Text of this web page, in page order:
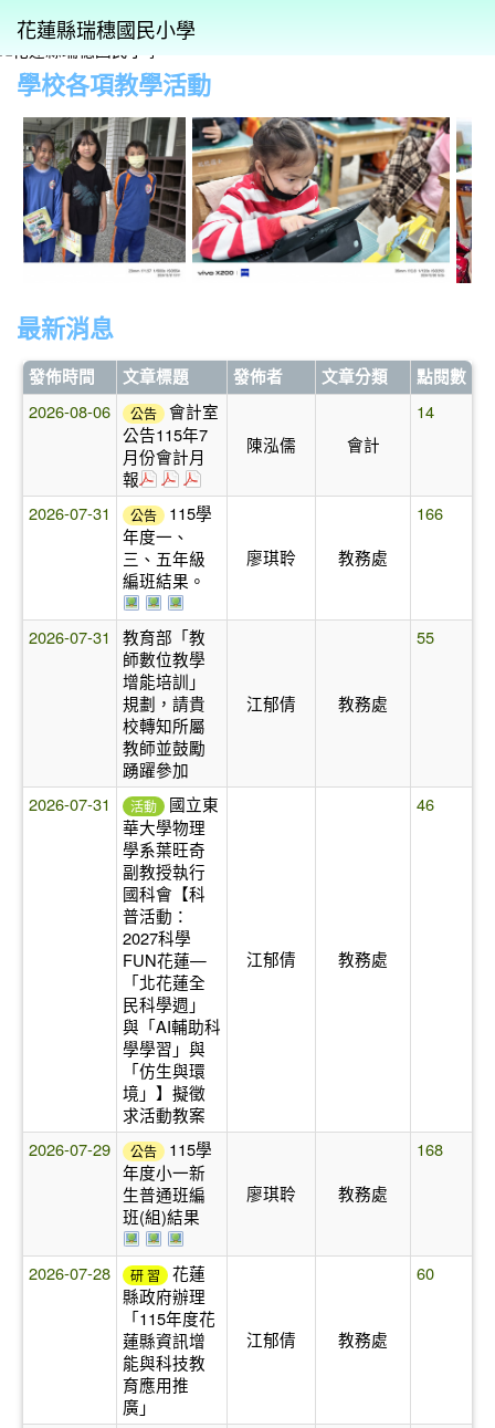
花蓮縣瑞穗國民小學
學校各項教學活動
photo-420
最新消息
發佈時間 文章標題 發佈者 文章分類 點閱數
2026-08-06 公告
會計室
公告115年7
月份會計月
報
於彈跳視窗觀看：各項費用彙計表-7.pdf
於彈跳視窗觀看：基金來源、用途及餘絀
陳泓儒 會計
14
2026-07-31 公告
115學
年度一、
三、五年級
編班結果。
於彈跳視窗觀看：115學年度一年級編班結果.jpg
於彈跳視窗觀看：115學年度三年級編班結果
廖琪聆 教務處
166
2026-07-31
教育部「教
師數位教學
增能培訓」
規劃，請貴
校轉知所屬
教師並鼓勵
踴躍參加
江郁倩 教務處
55
2026-07-31 活動
國立東
華大學物理
學系葉旺奇
副教授執行
國科會【科
普活動：
2027科學
FUN花蓮—
「北花蓮全
民科學週」
與「AI輔助科
學學習」與
「仿生與環
境」】擬徵
求活動教案
江郁倩 教務處
46
2026-07-29 公告
115學
年度小一新
生普通班編
班(組)結果
於彈跳視窗觀看：958047_0.jpg
於彈跳視窗觀看：957982_0.jpg
廖琪聆 教務處
168
2026-07-28 研 習
花蓮
縣政府辦理
「115年度花
蓮縣資訊增
能與科技教
育應用推
廣」
江郁倩 教務處
60